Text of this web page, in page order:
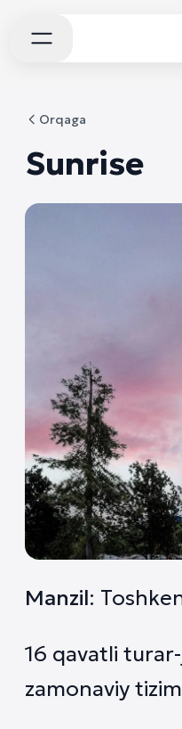
Orqaga
Sunrise
Manzil:
16 qavatli
zamonaviy